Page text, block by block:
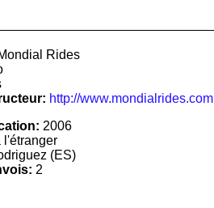
Rides
http://www.mondialrides.com
2006
l'étranger
(ES)
2